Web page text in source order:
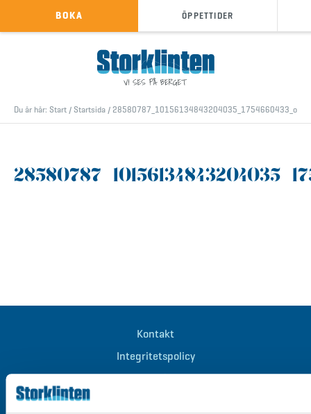
KÖP SKIPASS
info@storklinten.se
Telefonbokning : 0928-40 000
ÖPPETTIDER
BOKA
Du är här: Start / Startsida / 28580787_10156134843204035_1754660433_o
Kontakt
Integritetspolicy
Om cookies